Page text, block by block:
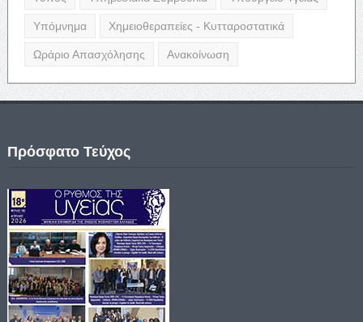
Υπόμνημα Χημειοθεραπείες - Κυτταροστατικά
Ωράριο Απασχόλησης Ανακοίνωση
Πρόσφατο Τεύχος